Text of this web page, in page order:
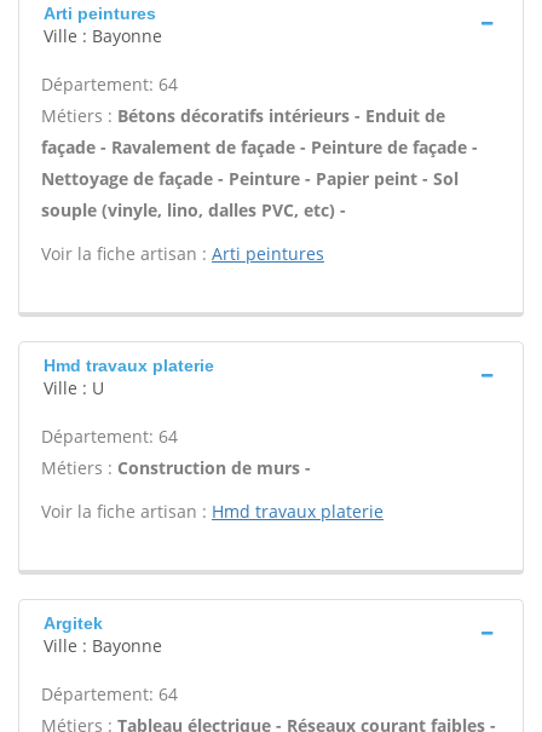
Arti peintures
Ville : Bayonne
Département: 64
Métiers : Bétons décoratifs intérieurs - Enduit de
façade - Ravalement de façade - Peinture de façade -
Nettoyage de façade - Peinture - Papier peint - Sol
souple (vinyle, lino, dalles PVC, etc) -
Voir la fiche artisan : Arti peintures
Hmd travaux platerie
Ville : U
Département: 64
Métiers : Construction de murs -
Voir la fiche artisan : Hmd travaux platerie
Argitek
Ville : Bayonne
Département: 64
Métiers : Tableau électrique - Réseaux courant faibles -